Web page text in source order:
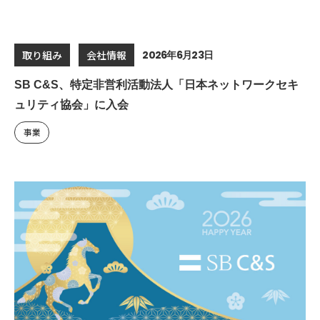
取り組み 会社情報 2026年6月23日
SB C&S、特定非営利活動法人「日本ネットワークセキ
ュリティ協会」に入会
事業